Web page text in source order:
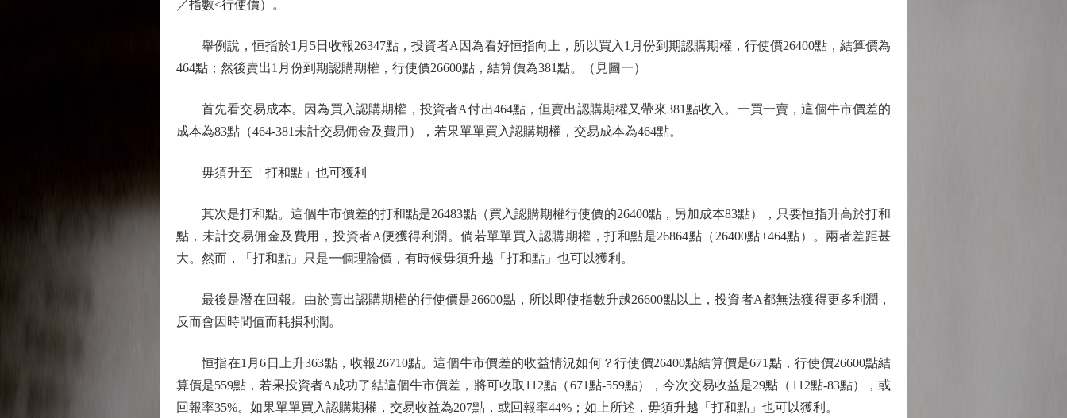
／指數<行使價）。
舉例說，恒指於1月5日收報26347點，投資者A因為看好恒指向上，所以買入1月份到期認購期權，行使價26400點，結算價為
464點；然後賣出1月份到期認購期權，行使價26600點，結算價為381點。（見圖一）
首先看交易成本。因為買入認購期權，投資者A付出464點，但賣出認購期權又帶來381點收入。一買一賣，這個牛市價差的
成本為83點（464-381未計交易佣金及費用），若果單單買入認購期權，交易成本為464點。
毋須升至「打和點」也可獲利
其次是打和點。這個牛市價差的打和點是26483點（買入認購期權行使價的26400點，另加成本83點），只要恒指升高於打和
點，未計交易佣金及費用，投資者A便獲得利潤。倘若單單買入認購期權，打和點是26864點（26400點+464點）。兩者差距甚
大。然而，「打和點」只是一個理論價，有時候毋須升越「打和點」也可以獲利。
最後是潛在回報。由於賣出認購期權的行使價是26600點，所以即使指數升越26600點以上，投資者A都無法獲得更多利潤，
反而會因時間值而耗損利潤。
恒指在1月6日上升363點，收報26710點。這個牛市價差的收益情況如何？行使價26400點結算價是671點，行使價26600點結
算價是559點，若果投資者A成功了結這個牛市價差，將可收取112點（671點-559點），今次交易收益是29點（112點-83點），或
回報率35%。如果單單買入認購期權，交易收益為207點，或回報率44%；如上所述，毋須升越「打和點」也可以獲利。